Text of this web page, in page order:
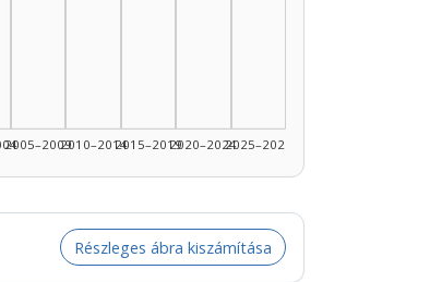
2005–20092010–20142015–20192020–20242025–2026
Részleges ábra kiszámítása